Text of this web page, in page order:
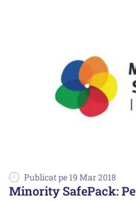
Publicat pe 19 Mar 2018
Minority SafePack: